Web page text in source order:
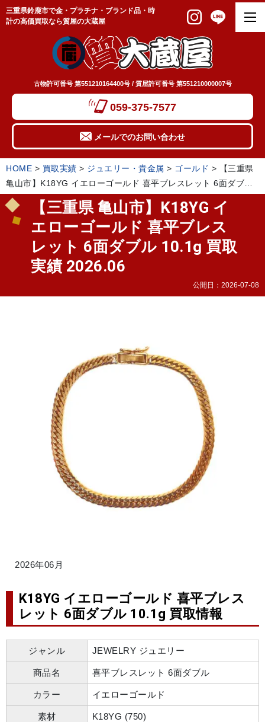
三重県鈴鹿市で金・プラチナ・ブランド品・時
計の高価買取なら質屋の大蔵屋
古物許可番号 第551210164400号 / 質屋許可番号 第551210000007号
059-375-7577
メールでのお問い合わせ
HOME > 買取実績 > ジュエリー・貴金属 > ゴールド >
【三重県
亀山市】K18YG イエローゴールド 喜平ブレスレット 6面ダブル
10.1g 買取実績 2026.06
【三重県 亀山市】K18YG イ
エローゴールド 喜平ブレス
レット 6面ダブル 10.1g 買取
実績 2026.06
公開日： 2026-07-08
2026年06月
K18YG イエローゴールド 喜平ブレス
レット 6面ダブル 10.1g 買取情報
ジャンル JEWELRY ジュエリー
商品名 喜平ブレスレット 6面ダブル
カラー イエローゴールド
素材 K18YG (750)